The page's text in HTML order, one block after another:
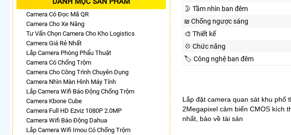
Camera Có Đọc Mã QR
Camera Cho Xe Nâng
Tư Vấn Chọn Camera Cho Kho Logistics
Camera Giá Rẻ Nhất
Lắp Camera Phòng Phẩu Thuật
Camera Có Chống Trộm
Camera Cho Công Trình Chuyên Dụng
Camera Nhìn Màn Hình Máy Tính
Lắp Camera Wifi Báo Động Chống Trộm
Camera Kbone Cube
Camera Full HD Ezviz 1080P 2.0MP
Camera Wifi Báo Động Dahua
Lắp Camera Wifi Imou Có Chống Trộm
🌛 Tầm nhìn ban đêm
₪ Chống ngược sáng
🎨 Thiết kế
💠 Chức năng
🏷 Công nghệ ban đêm
Lắp đặt camera quan sát khu phố
2Megapixel cảm biến CMOS kích
nhất, bảo về tài sản